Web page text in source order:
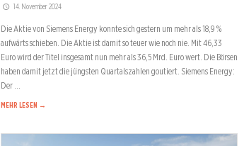
14. November 2024
Die Aktie von Siemens Energy konnte sich gestern um mehr als 18,9 %
aufwärts schieben. Die Aktie ist damit so teuer wie noch nie. Mit 46,33
Euro wird der Titel insgesamt nun mehr als 36,5 Mrd. Euro wert. Die Börsen
haben damit jetzt die jüngsten Quartalszahlen goutiert. Siemens Energy:
Der …
MEHR LESEN →